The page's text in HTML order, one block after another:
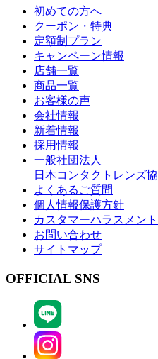
初めての方へ
クーポン・特典
定額制プラン
キャンペーン情報
店舗一覧
商品一覧
お客様の声
会社情報
新着情報
採用情報
一般社団法人
日本コンタクトレンズ
よくあるご質問
個人情報保護方針
カスタマーハラスメン
お問い合わせ
サイトマップ
OFFICIAL SNS